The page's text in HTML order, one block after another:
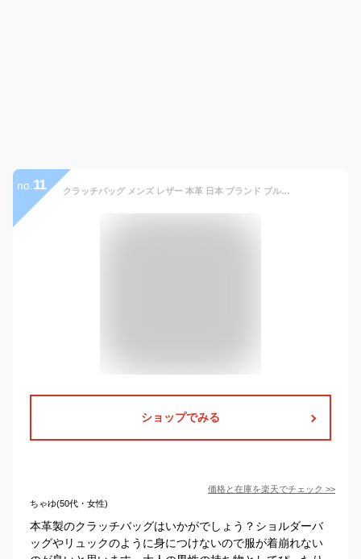
no. 11 クラッチバッグ メンズ レザー 本革 日本 ブランド ブルー ネイビー 青色 レディース セカンドバッグ 大容量 鞄 大きい カバン 手持ち 小さい ミニ おしゃれ 大人 キレイめ fetia(フェティア) ライロアシリーズ(Rairoa Series)
ショップでみる
価格と在庫を楽天でチェック >>
ちゃゆ(50代・女性)
本革製のクラッチバッグはいかがでしょう？ショルダーバ
ッグやリュックのように身につけないので服が着崩れない